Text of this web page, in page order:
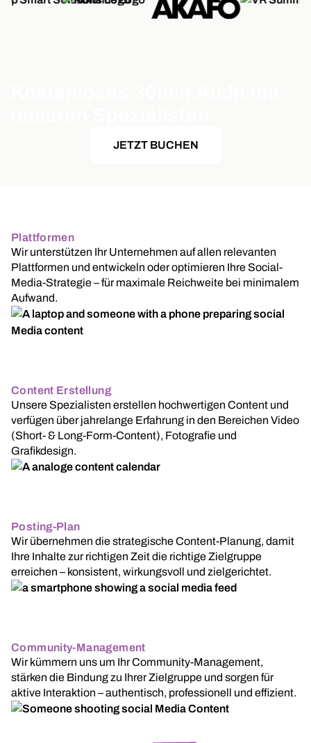
JETZT BUCHEN
Plattformen
Wir unterstützen Ihr Unternehmen auf allen relevanten
Plattformen und entwickeln oder optimieren Ihre Social-
Media-Strategie – für maximale Reichweite bei minimalem
Aufwand.
Content Erstellung
Unsere Spezialisten erstellen hochwertigen Content und
verfügen über jahrelange Erfahrung in den Bereichen Video
(Short- & Long-Form-Content), Fotografie und
Grafikdesign.
Posting-Plan
Wir übernehmen die strategische Content-Planung, damit
Ihre Inhalte zur richtigen Zeit die richtige Zielgruppe
erreichen – konsistent, wirkungsvoll und zielgerichtet.
Community-Management
Wir kümmern uns um Ihr Community-Management,
stärken die Bindung zu Ihrer Zielgruppe und sorgen für
aktive Interaktion – authentisch, professionell und effizient.